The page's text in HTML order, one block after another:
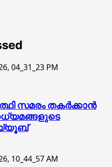
സമരം തകര്‍ക്കാന്‍